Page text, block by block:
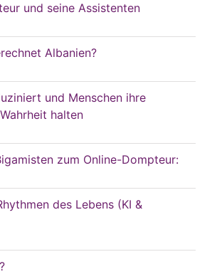
und seine Assistenten
Albanien?
und Menschen ihre
halten
zum Online-Dompteur:
des Lebens (KI &